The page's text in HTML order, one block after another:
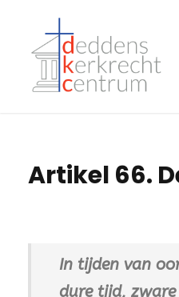
Artikel 66.
In tijden van
dure tijd,